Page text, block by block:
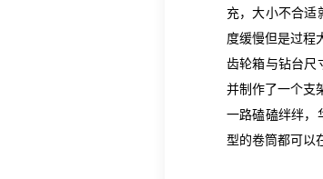
充，大小不合适
度缓慢但是过程
齿轮箱与钻台尺
并制作了一个支
一路磕磕绊绊，
型的卷筒都可以